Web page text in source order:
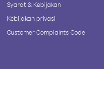
Syarat & Kebijakan
Kebijakan privasi
Customer Complaints Code